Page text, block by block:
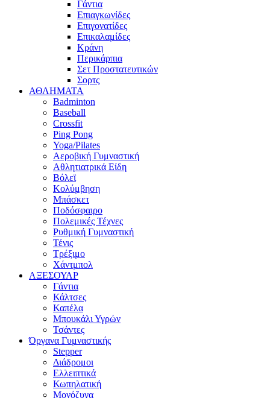
Γάντια
Επιαγκωνίδες
Επιγονατίδες
Επικαλαμίδες
Κράνη
Περικάρπια
Σετ Προστατευτικών
Σορτς
ΑΘΛΗΜΑΤΑ
Badminton
Baseball
Crossfit
Ping Pong
Yoga/Pilates
Αεροβική Γυμναστική
Αθλητιατρικά Είδη
Βόλεϊ
Κολύμβηση
Μπάσκετ
Ποδόσφαιρο
Πολεμικές Τέχνες
Ρυθμική Γυμναστική
Τένις
Τρέξιμο
Χάντμπολ
ΑΞΕΣΟΥΑΡ
Γάντια
Κάλτσες
Καπέλα
Μπουκάλι Υγρών
Τσάντες
Όργανα Γυμναστικής
Stepper
Διάδρομοι
Ελλειπτικά
Κωπηλατική
Μονόζυγα